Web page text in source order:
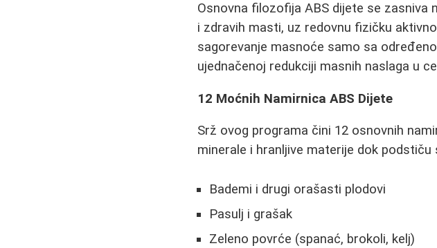
Osnovna filozofija ABS dijete se zasniva
i zdravih masti, uz redovnu fizičku
sagorevanje masnoće samo sa
ujednačenoj redukciji masnih naslaga u
12 Moćnih Namirnica ABS Dijete
Srž ovog programa čini 12 osnovnih
minerale i hranljive materije dok
Bademi i drugi orašasti plodovi
Pasulj i grašak
Zeleno povrće (spanać, brokoli, kelj)